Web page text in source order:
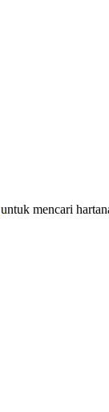
untuk mencari